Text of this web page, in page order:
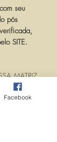
seu
pós
SITE.
MATRIZ,
OU
EM
Facebook